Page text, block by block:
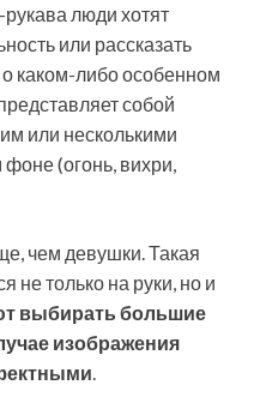
люди хотят
или рассказать
каком-либо особенном
собой
или несколькими
(огонь, вихри,
чем девушки. Такая
не только на руки, но и
выбирать большие
изображения